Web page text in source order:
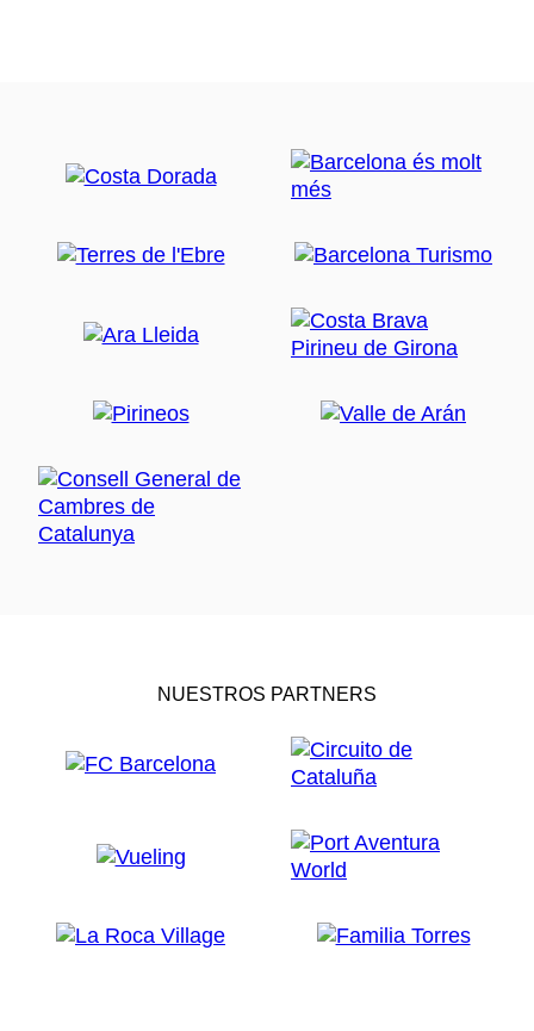
NUESTROS PARTNERS